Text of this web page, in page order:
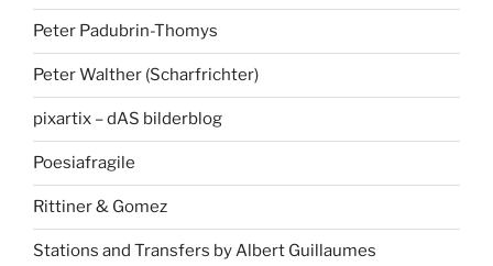
Peter Padubrin-Thomys
Peter Walther (Scharfrichter)
pixartix – dAS bilderblog
Poesiafragile
Rittiner & Gomez
Stations and Transfers by Albert Guillaumes